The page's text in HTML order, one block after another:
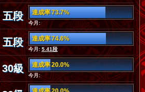
五段 達成率 73.7%
今月:
五段 達成率 74.6%
今月: 5.41段
30級 達成率 20.0%
今月: